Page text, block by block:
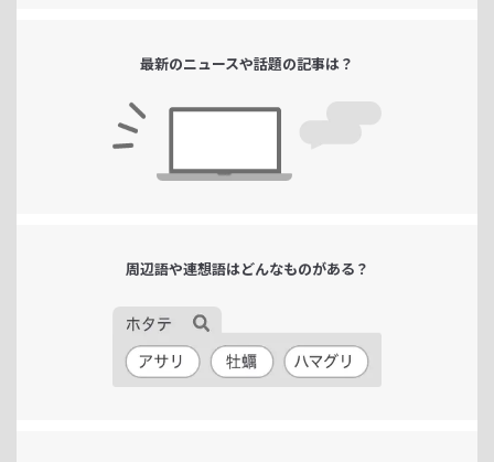
最新のニュースや話題の記事は？
周辺語や連想語はどんなものがある？